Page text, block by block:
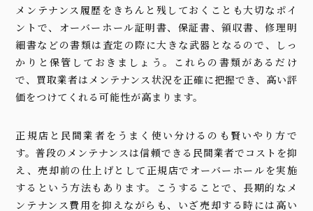
メンテナンス履歴をきちんと残しておくことも大切なポイ
ントで、オーバーホール証明書、保証書、領収書、修理明
細書などの書類は査定の際に大きな武器となるので、しっ
かりと保管しておきましょう。これらの書類があるだけ
で、買取業者はメンテナンス状況を正確に把握でき、高い評
価をつけてくれる可能性が高まります。
正規店と民間業者をうまく使い分けるのも賢いやり方で
す。普段のメンテナンスは信頼できる民間業者でコストを抑
え、売却前の仕上げとして正規店でオーバーホールを実施
するという方法もあります。こうすることで、長期的なメ
ンテナンス費用を抑えながらも、いざ売却する時には高い